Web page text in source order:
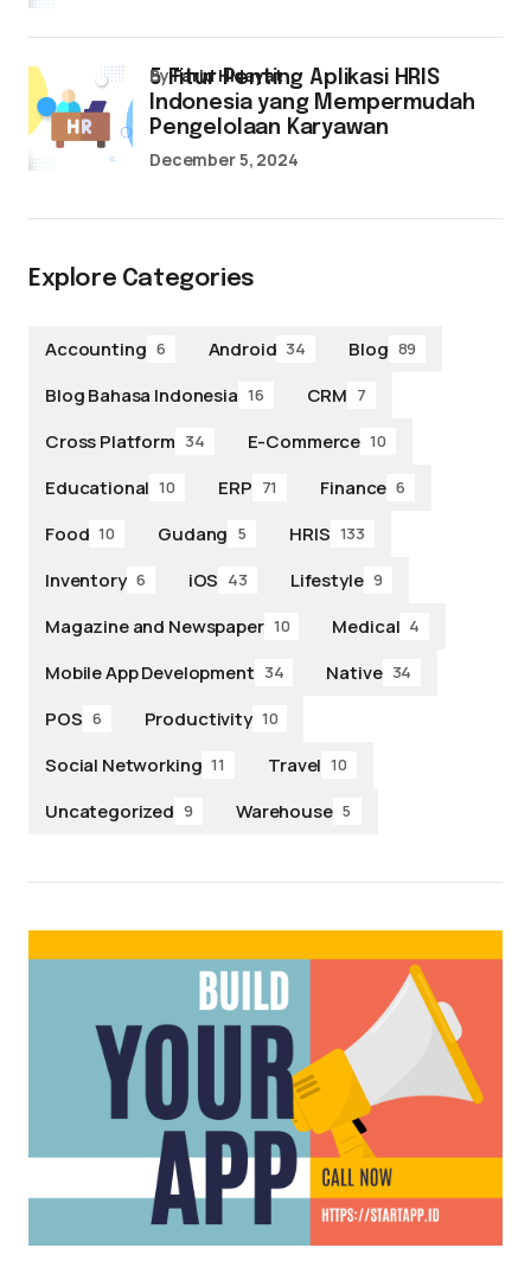
5 Fitur Penting Aplikasi HRIS
Indonesia yang Mempermudah
Pengelolaan Karyawan
byFarid Hidayat
December 5, 2024
Explore Categories
Accounting 6 Android 34 Blog 89
Blog Bahasa Indonesia 16 CRM 7
Cross Platform 34 E-Commerce 10
Educational 10 ERP 71 Finance 6
Food 10 Gudang 5 HRIS 133
Inventory 6 iOS 43 Lifestyle 9
Magazine and Newspaper 10 Medical 4
Mobile App Development 34 Native 34
POS 6 Productivity 10
Social Networking 11 Travel 10
Uncategorized 9 Warehouse 5